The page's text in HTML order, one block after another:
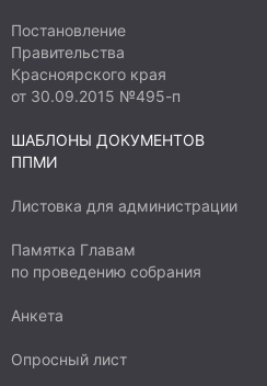
Постановление
Правительства
Красноярского края
от 30.09.2015 №495-п
ШАБЛОНЫ ДОКУМЕНТОВ
ППМИ
Листовка для администрации
Памятка Главам
по проведению собрания
Анкета
Опросный лист